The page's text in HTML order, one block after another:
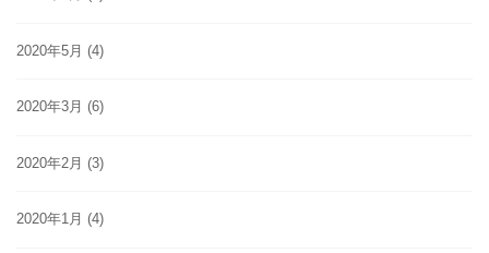
2020年5月 (4)
2020年3月 (6)
2020年2月 (3)
2020年1月 (4)